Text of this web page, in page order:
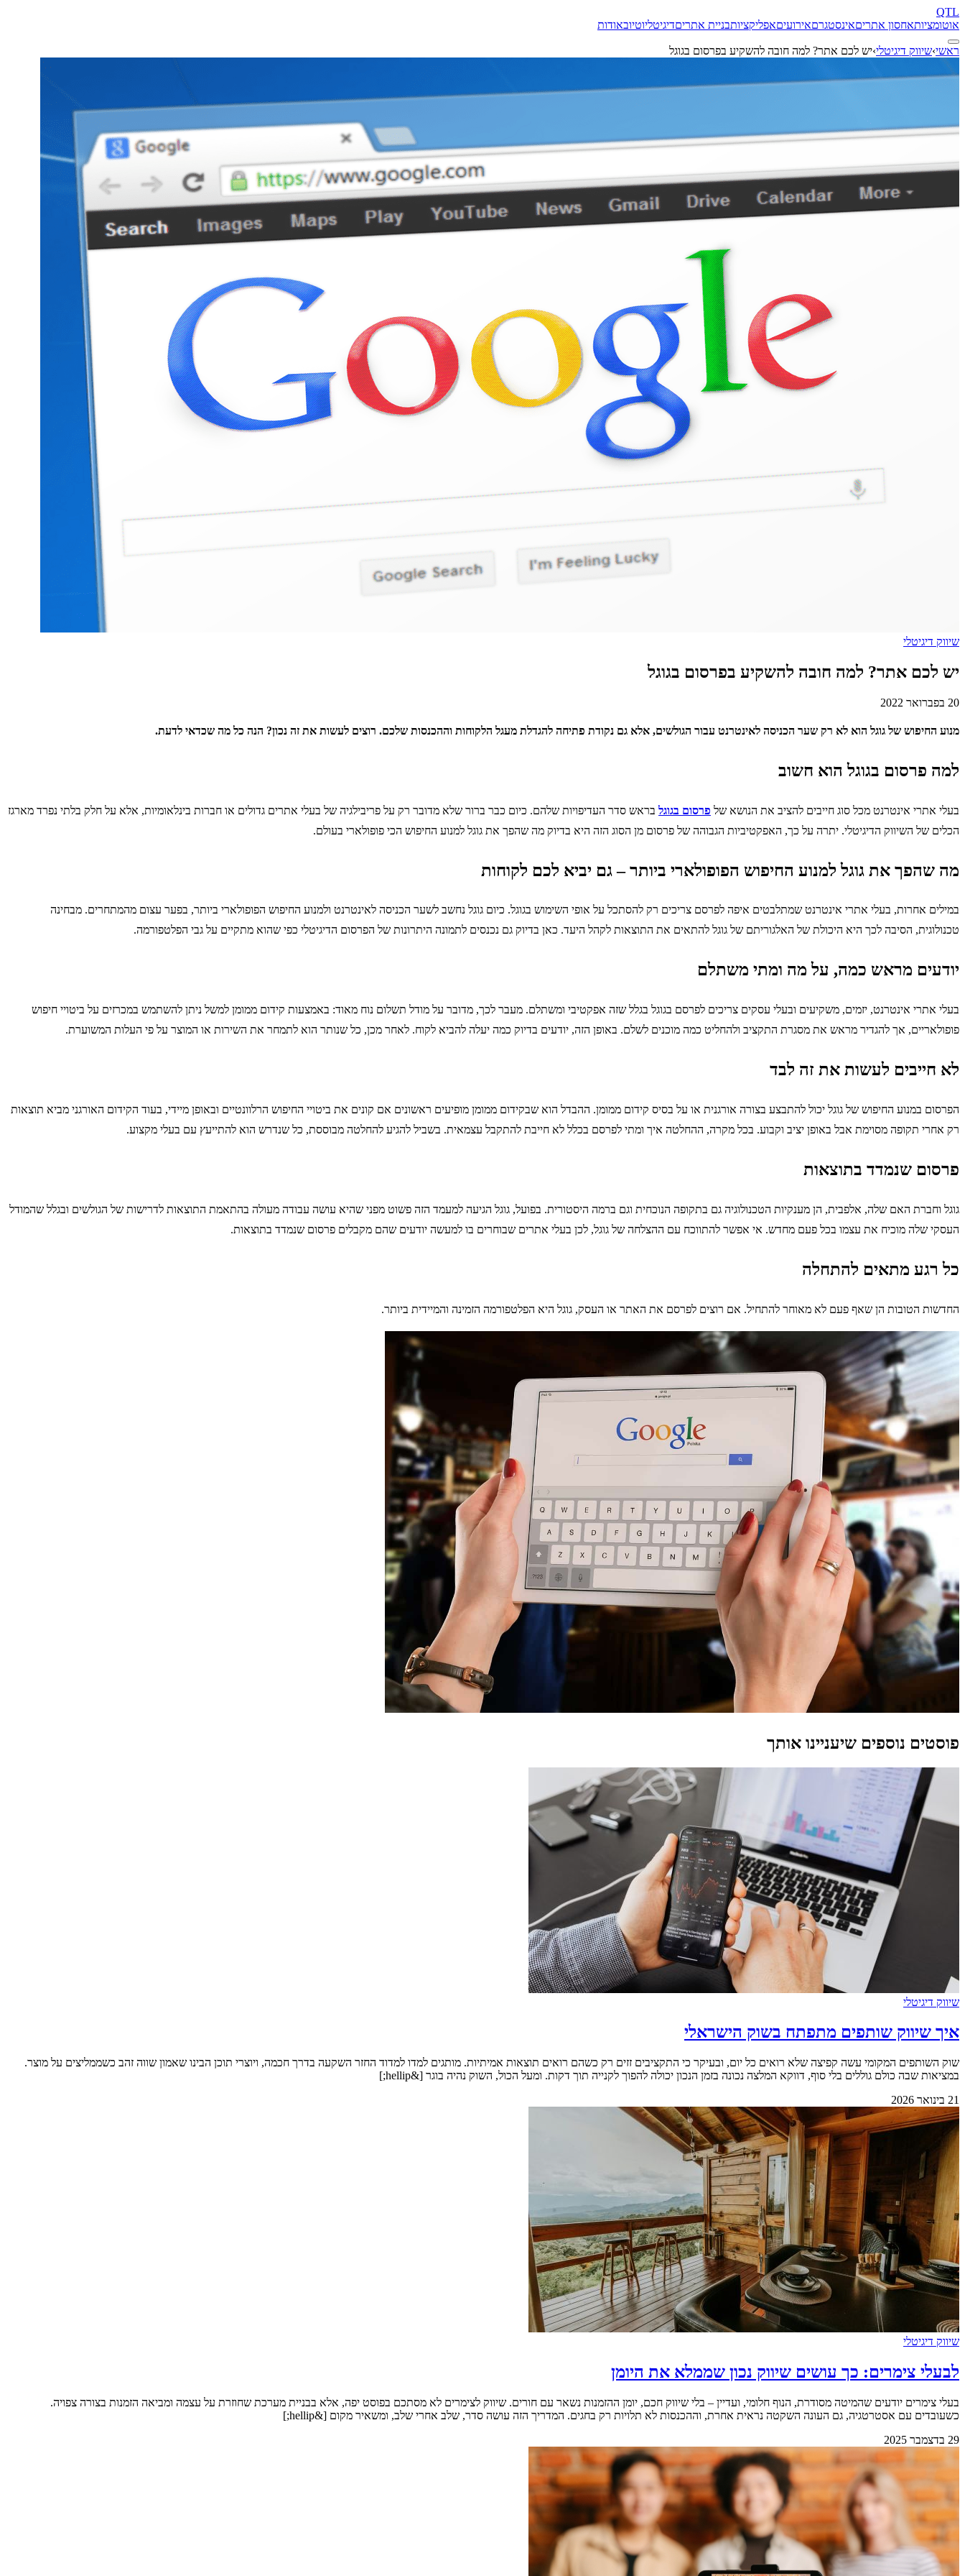
QTL
אוטומציותאחסון אתריםאינסטגרםאירועיםאפליקציותבניית אתריםדיגיטליוטיובאודות
ראשי›שיווק דיגיטלי›יש לכם אתר? למה חובה להשקיע בפרסום בגוגל
שיווק דיגיטלי
יש לכם אתר? למה חובה להשקיע בפרסום בגוגל
20 בפברואר 2022
מנוע החיפוש של גוגל הוא לא רק שער הכניסה לאינטרנט עבור הגולשים, אלא גם נקודת פתיחה להגדלת מעגל הלקוחות וההכנסות שלכם. רוצים לעשות את זה נכון? הנה כל מה שכדאי לדעת.
למה פרסום בגוגל הוא חשוב
בעלי אתרי אינטרנט מכל סוג חייבים להציב את הנושא של פרסום בגוגל בראש סדר העדיפויות שלהם. כיום כבר ברור שלא מדובר רק על פריבילגיה של בעלי אתרים גדולים או חברות בינלאומיות, אלא על חלק בלתי נפרד מארגז
הכלים של השיווק הדיגיטלי. יתרה על כך, האפקטיביות הגבוהה של פרסום מן הסוג הזה היא בדיוק מה שהפך את גוגל למנוע החיפוש הכי פופולארי בעולם.
מה שהפך את גוגל למנוע החיפוש הפופולארי ביותר – גם יביא לכם לקוחות
במילים אחרות, בעלי אתרי אינטרנט שמתלבטים איפה לפרסם צריכים רק להסתכל על אופי השימוש בגוגל. כיום גוגל נחשב לשער הכניסה לאינטרנט ולמנוע החיפוש הפופולארי ביותר, בפער עצום מהמתחרים. מבחינה
טכנולוגית, הסיבה לכך היא היכולת של האלגוריתם של גוגל להתאים את התוצאות לקהל היעד. כאן בדיוק גם נכנסים לתמונה היתרונות של הפרסום הדיגיטלי כפי שהוא מתקיים על גבי הפלטפורמה.
יודעים מראש כמה, על מה ומתי משתלם
בעלי אתרי אינטרנט, יזמים, משקיעים ובעלי עסקים צריכים לפרסם בגוגל בגלל שזה אפקטיבי ומשתלם. מעבר לכך, מדובר על מודל תשלום נוח מאוד: באמצעות קידום ממומן למשל ניתן להשתמש במכרזים על ביטויי חיפוש
פופולאריים, אך להגדיר מראש את מסגרת התקציב ולהחליט כמה מוכנים לשלם. באופן הזה, יודעים בדיוק כמה יעלה להביא לקוח. לאחר מכן, כל שנותר הוא לתמחר את השירות או המוצר על פי העלות המשוערת.
לא חייבים לעשות את זה לבד
הפרסום במנוע החיפוש של גוגל יכול להתבצע בצורה אורגנית או על בסיס קידום ממומן. ההבדל הוא שבקידום ממומן מופיעים ראשונים אם קונים את ביטויי החיפוש הרלוונטיים ובאופן מיידי, בעוד הקידום האורגני מביא תוצאות
רק אחרי תקופה מסוימת אבל באופן יציב וקבוע. בכל מקרה, ההחלטה איך ומתי לפרסם בכלל לא חייבת להתקבל עצמאית. בשביל להגיע להחלטה מבוססת, כל שנדרש הוא להתייעץ עם בעלי מקצוע.
פרסום שנמדד בתוצאות
גוגל וחברת האם שלה, אלפבית, הן מענקיות הטכנולוגיה גם בתקופה הנוכחית וגם ברמה היסטורית. בפועל, גוגל הגיעה למעמד הזה פשוט מפני שהיא עושה עבודה מעולה בהתאמת התוצאות לדרישות של הגולשים ובגלל שהמודל
העסקי שלה מוכיח את עצמו בכל פעם מחדש. אי אפשר להתווכח עם ההצלחה של גוגל, לכן בעלי אתרים שבוחרים בו למעשה יודעים שהם מקבלים פרסום שנמדד בתוצאות.
כל רגע מתאים להתחלה
החדשות הטובות הן שאף פעם לא מאוחר להתחיל. אם רוצים לפרסם את האתר או העסק, גוגל היא הפלטפורמה הזמינה והמיידית ביותר.
פוסטים נוספים שיעניינו אותך
שיווק דיגיטלי
איך שיווק שותפים מתפתח בשוק הישראלי
שוק השותפים המקומי עשה קפיצה שלא רואים כל יום, ובעיקר כי התקציבים זזים רק כשהם רואים תוצאות אמיתיות. מותגים למדו למדוד החזר השקעה בדרך חכמה, ויוצרי תוכן הבינו שאמון שווה זהב כשממליצים על מוצר.
במציאות שבה כולם גוללים בלי סוף, דווקא המלצה נכונה בזמן הנכון יכולה להפוך לקנייה תוך דקות. ומעל הכול, השוק נהיה בוגר [&hellip;]
21 בינואר 2026
שיווק דיגיטלי
לבעלי צימרים: כך עושים שיווק נכון שממלא את היומן
בעלי צימרים יודעים שהמיטה מסודרת, הנוף חלומי, ועדיין – בלי שיווק חכם, יומן ההזמנות נשאר עם חורים. שיווק לצימרים לא מסתכם בפוסט יפה, אלא בבניית מערכת שחוזרת על עצמה ומביאה הזמנות בצורה צפויה.
כשעובדים עם אסטרטגיה, גם העונה השקטה נראית אחרת, וההכנסות לא תלויות רק בחגים. המדריך הזה עושה סדר, שלב אחרי שלב, ומשאיר מקום [&hellip;]
29 בדצמבר 2025